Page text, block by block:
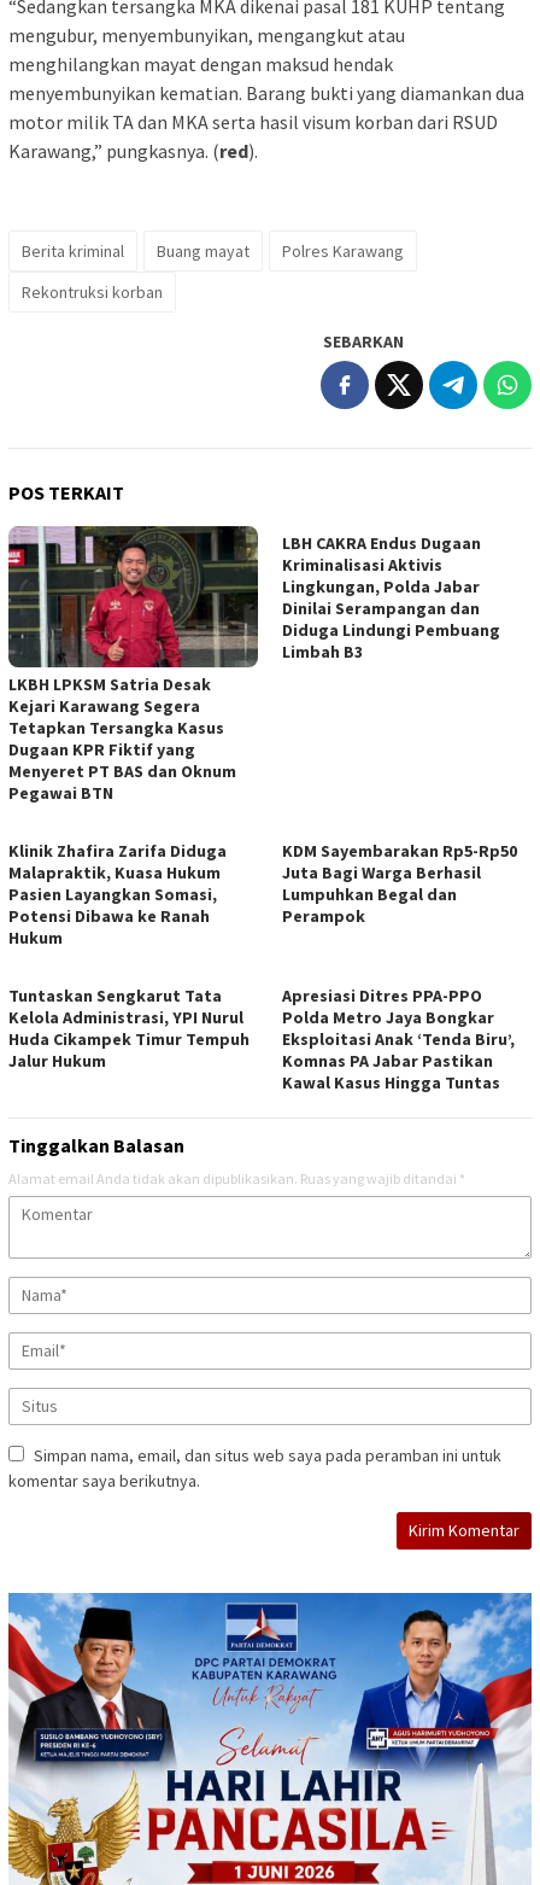
“Sedangkan tersangka MKA dikenai pasal 181 KUHP tentang
mengubur, menyembunyikan, mengangkut atau
menghilangkan mayat dengan maksud hendak
menyembunyikan kematian. Barang bukti yang diamankan dua
motor milik TA dan MKA serta hasil visum korban dari RSUD
Karawang,” pungkasnya. (red).
Berita kriminal Buang mayat
Polres Karawang
Rekontruksi korban
SEBARKAN
POS TERKAIT
LKBH LPKSM Satria Desak
Kejari Karawang Segera
Tetapkan Tersangka Kasus
Dugaan KPR Fiktif yang
Menyeret PT BAS dan Oknum
Pegawai BTN
LBH CAKRA Endus Dugaan
Kriminalisasi Aktivis
Lingkungan, Polda Jabar
Dinilai Serampangan dan
Diduga Lindungi Pembuang
Limbah B3
Klinik Zhafira Zarifa Diduga
Malapraktik, Kuasa Hukum
Pasien Layangkan Somasi,
Potensi Dibawa ke Ranah
Hukum
KDM Sayembarakan Rp5-Rp50
Juta Bagi Warga Berhasil
Lumpuhkan Begal dan
Perampok
Tuntaskan Sengkarut Tata
Kelola Administrasi, YPI Nurul
Huda Cikampek Timur Tempuh
Jalur Hukum
Apresiasi Ditres PPA-PPO
Polda Metro Jaya Bongkar
Eksploitasi Anak ‘Tenda Biru’,
Komnas PA Jabar Pastikan
Kawal Kasus Hingga Tuntas
Tinggalkan Balasan
Alamat email Anda tidak akan dipublikasikan. Ruas yang wajib ditandai *
Simpan nama, email, dan situs web saya pada peramban ini untuk
komentar saya berikutnya.